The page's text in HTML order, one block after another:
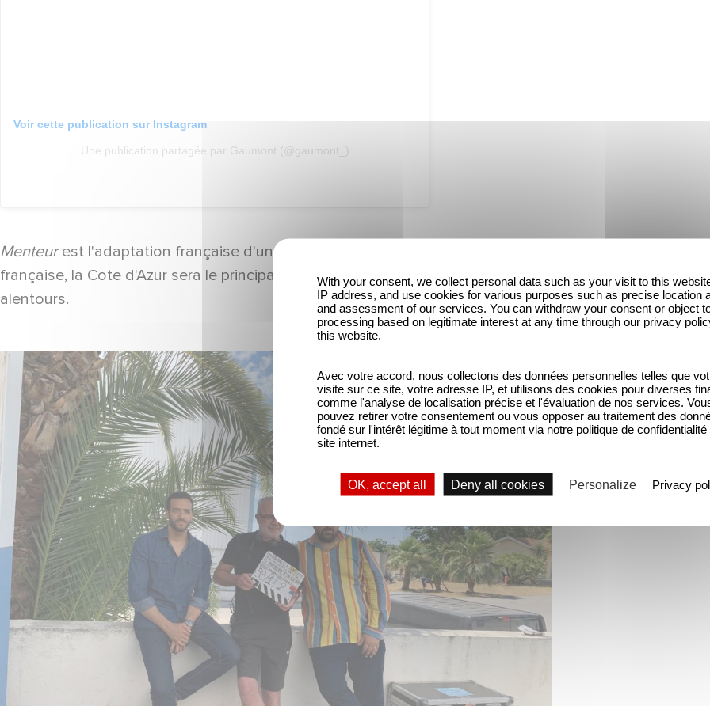
Voir cette publication sur Instagram
Une publication partagée par Gaumont (@gaumont_)
Menteurest l'adaptation française d'une comédie éponyme sortie en 2019 et signée du réalisateur
française, la Cote d'Azur sera le principal décor de cette comédie résolument estivale. Dès le 13
alentours.
With your consent, we collect personal data such as your visit to this
IP address, and use cookies for various purposes such as precise location
and assessment of our services. You can withdraw your consent or object
processing based on legitimate interest at any time through our privacy
this website.
Avec votre accord, nous collectons des données personnelles telles que
visite sur ce site, votre adresse IP, et utilisons des cookies pour diverses
comme l'analyse de localisation précise et l'évaluation de nos services.
pouvez retirer votre consentement ou vous opposer au traitement des
fondé sur l'intérêt légitime à tout moment via notre politique de
site internet.
OK, accept all Deny all cookies Personalize Privacy